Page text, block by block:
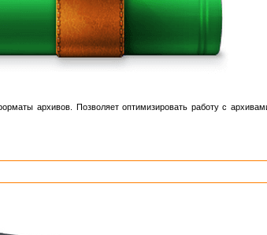
архивов. Позволяет оптимизировать работу с